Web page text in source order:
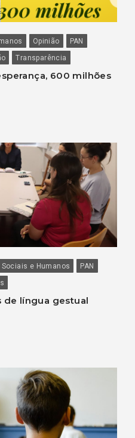
Opinião
PAN
Transparência
600 milhões
e Humanos
PAN
de língua gestual